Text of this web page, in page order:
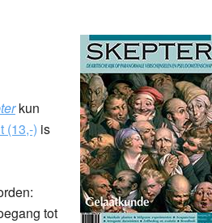
kun
(13,-) is
tot